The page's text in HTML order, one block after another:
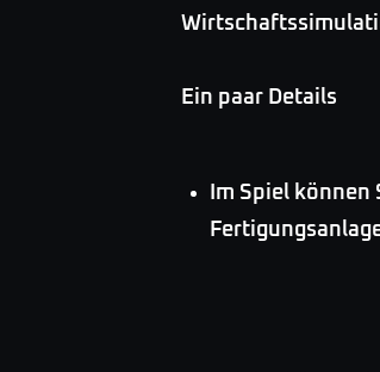
Ein paar Details
Im Spiel